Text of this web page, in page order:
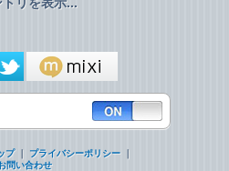
プ｜ プライバシーポリシー｜
問い合わせ